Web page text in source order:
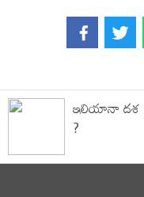
ఇలియానా దశ
?